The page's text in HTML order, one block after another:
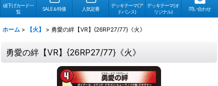
値下げカード一
覧
SALE＆特価 人気定番
デッキテーマ(ア
ドバンス)
デッキテーマ(オ
リジナル)
問い合わせ
ホーム > 【火】 > 勇愛の絆【VR】{26RP27/77}《火》
勇愛の絆【VR】{26RP27/77}《火》